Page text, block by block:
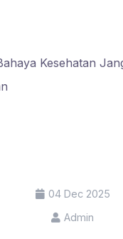
04 Dec 2025
Admin